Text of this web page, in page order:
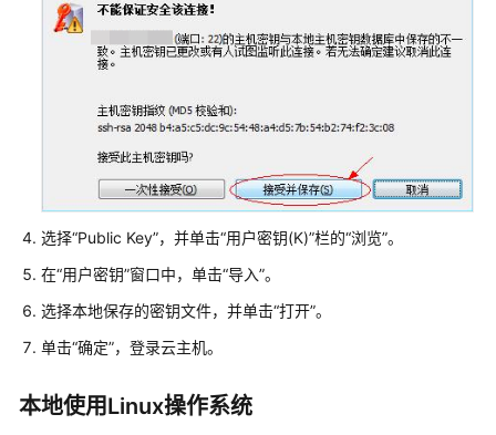
理
加
并
析
域
用
选择“Public Key”，并单击“用户密钥(K)”栏的“浏览”。
在“用户密钥”窗口中，单击“导入”。
选择本地保存的密钥文件，并单击“打开”。
单击“确定”，登录云主机。
本地使用Linux操作系统